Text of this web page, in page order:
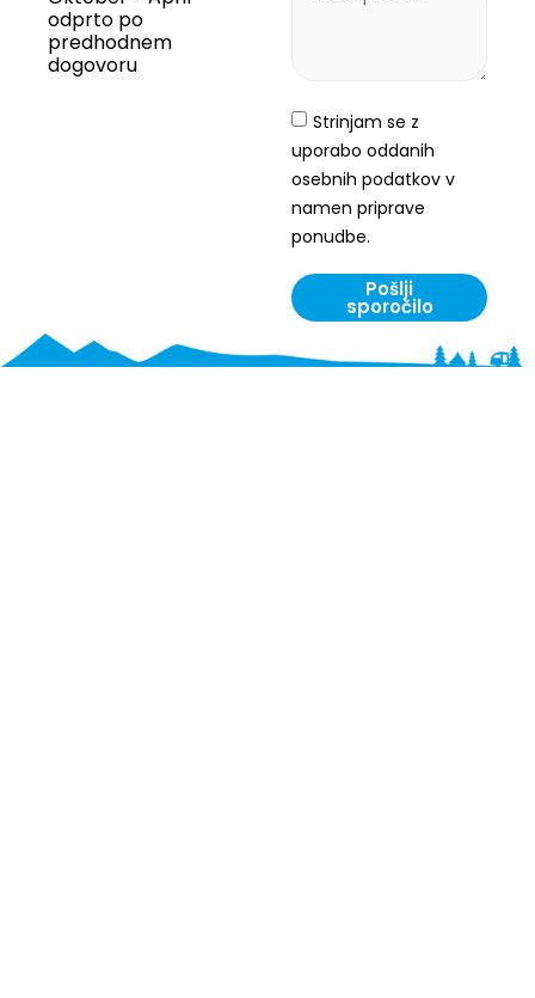
odprto po
predhodnem
dogovoru
Strinjam se z
uporabo oddanih
osebnih podatkov v
namen priprave
ponudbe.
Pošlji
sporočilo